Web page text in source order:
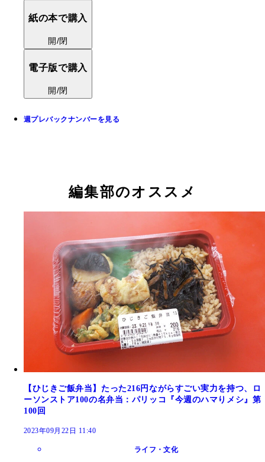
紙の本で購入
開/閉
電子版で購入
開/閉
週プレバックナンバーを見る
編集部のオススメ
【ひじきご飯弁当】たった216円ながらすごい実力を持つ、ロ
ーソンストア100の名弁当：パリッコ『今週のハマりメシ』第
100回
2023年09月22日 11:40
ライフ・文化